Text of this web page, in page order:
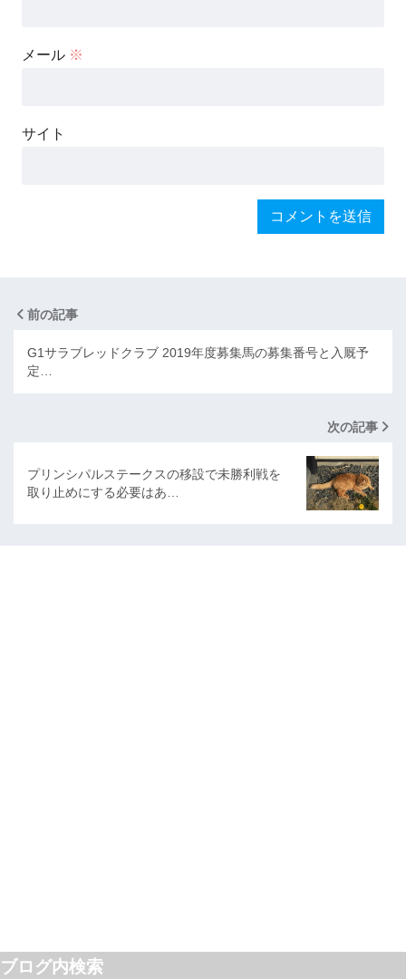
メール ※
サイト
前の記事
G1サラブレッドクラブ 2019年度募集馬の募集番号と入厩予
定…
次の記事
プリンシパルステークスの移設で未勝利戦を
取り止めにする必要はあ…
ブログ内検索